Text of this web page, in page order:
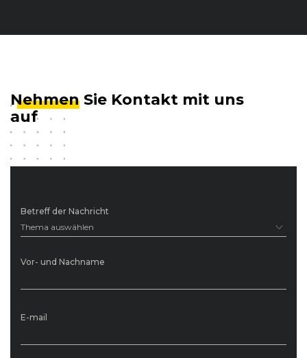
Betreff der Nachricht
Thema auswählen
Vor- und Nachname
E-mail
Nehmen Sie Kontakt mit uns
auf